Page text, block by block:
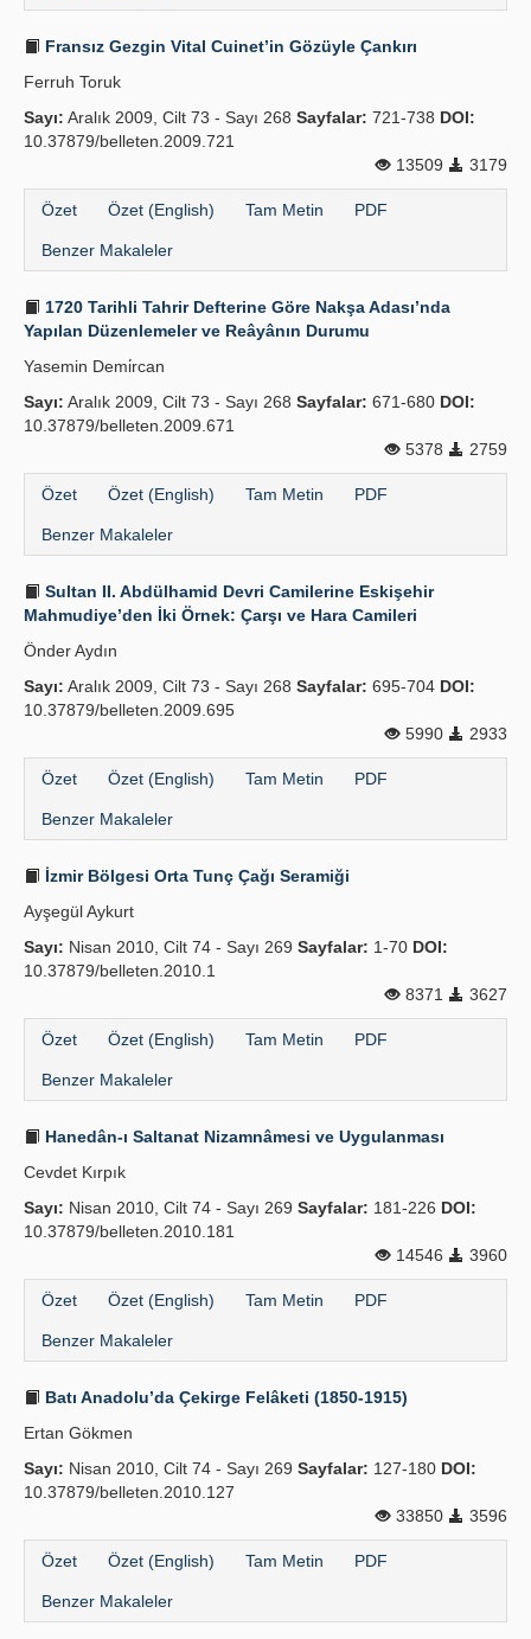
Fransız Gezgin Vital Cuinet’in Gözüyle Çankırı
Ferruh Toruk
Sayı: Aralık 2009, Cilt 73 - Sayı 268 Sayfalar: 721-738 DOI:
10.37879/belleten.2009.721
13509
3179
Özet Özet (English) Tam Metin PDF
Benzer Makaleler
1720 Tarihli Tahrir Defterine Göre Nakşa Adası’nda
Yapılan Düzenlemeler ve Reâyânın Durumu
Yasemin Demi̇rcan
Sayı: Aralık 2009, Cilt 73 - Sayı 268 Sayfalar: 671-680 DOI:
10.37879/belleten.2009.671
5378
2759
Özet Özet (English) Tam Metin PDF
Benzer Makaleler
Sultan II. Abdülhamid Devri Camilerine Eskişehir
Mahmudiye’den İki Örnek: Çarşı ve Hara Camileri
Önder Aydın
Sayı: Aralık 2009, Cilt 73 - Sayı 268 Sayfalar: 695-704 DOI:
10.37879/belleten.2009.695
5990
2933
Özet Özet (English) Tam Metin PDF
Benzer Makaleler
İzmir Bölgesi Orta Tunç Çağı Seramiği
Ayşegül Aykurt
Sayı: Nisan 2010, Cilt 74 - Sayı 269 Sayfalar: 1-70 DOI:
10.37879/belleten.2010.1
8371
3627
Özet Özet (English) Tam Metin PDF
Benzer Makaleler
Hanedân-ı Saltanat Nizamnâmesi ve Uygulanması
Cevdet Kırpık
Sayı: Nisan 2010, Cilt 74 - Sayı 269 Sayfalar: 181-226 DOI:
10.37879/belleten.2010.181
14546
3960
Özet Özet (English) Tam Metin PDF
Benzer Makaleler
Batı Anadolu’da Çekirge Felâketi (1850-1915)
Ertan Gökmen
Sayı: Nisan 2010, Cilt 74 - Sayı 269 Sayfalar: 127-180 DOI:
10.37879/belleten.2010.127
33850
3596
Özet Özet (English) Tam Metin PDF
Benzer Makaleler